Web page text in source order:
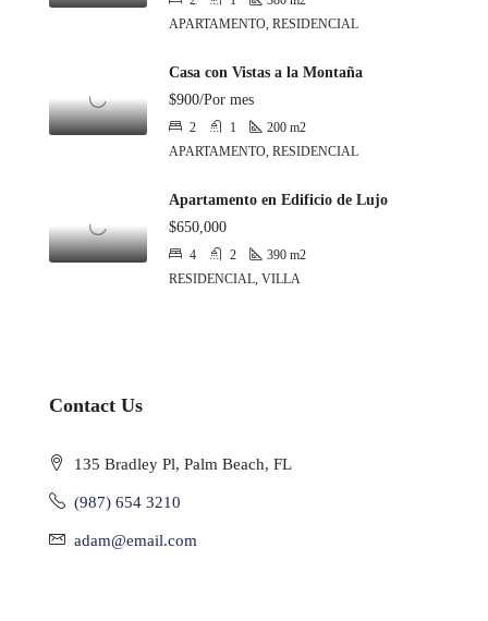
APARTAMENTO, RESIDENCIAL
Casa con Vistas a la Montaña
$900/Por mes
2 1 200 m2
APARTAMENTO, RESIDENCIAL
Apartamento en Edificio de Lujo
$650,000
4 2 390 m2
RESIDENCIAL, VILLA
Contact Us
135 Bradley Pl, Palm Beach, FL
(987) 654 3210
adam@email.com